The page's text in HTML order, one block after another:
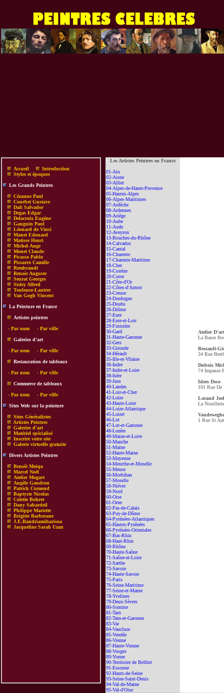
Accueil
Introduction
Styles et époques
Les Grands Peintres
Cézanne Paul
Courbet Gustave
Dali Salvador
Degas Edgar
Delacroix Eugène
Gauguin Paul
Léonard de Vinci
Manet Edouard
Matisse Henri
Michel-Ange
Monet Claude
Picasso Pablo
Pissarro Camille
Rembrandt
Renoir Auguste
Seurat Georges
Sisley Alfred
Toulouse-Lautrec
Van Gogh Vincent
La Peinture en France
Artistes peintres
- Par nom - Par ville
Galeries d'art
- Par nom - Par ville
Restauration de tableaux
- Par nom - Par ville
Commerce de tableaux
- Par nom - Par ville
Sites Web sur la peinture
Sites Généralistes
Artistes Peintres
Galeries d'art
Matériel spécialisé
Inscrire votre site
Galerie virtuelle gratuite
Divers Artistes Peintres
Benoît Moïqo
Marcel Noël
Atelier Mogart
Angèle Gaudron
Patrick Cumond
Baptyste Nicolas
Colette Bohrer
Dany Sabardeil
Philippe Mariette
Brigitte Barberane
J.E.Randriamiharisoa
Jacqueline Sarah Uzan
Les Artistes Peintres en France
01-Ain
02-Aisne
03-Allier
04-Alpes-de-Haute-Provence
05-Hautes-Alpes
06-Alpes-Maritimes
07-Ardèche
08-Ardennes
09-Ariège
10-Aube
11-Aude
12-Aveyron
13-Bouches-du-Rhône
14-Calvados
15-Cantal
16-Charente
17-Charente-Maritime
18-Cher
19-Corrèze
20-Corse
21-Côte-d'Or
22-Côtes-d'Armor
23-Creuse
24-Dordogne
25-Doubs
26-Drôme
27-Eure
28-Eure-et-Loir
29-Finistère
30-Gard
31-Haute-Garonne
32-Gers
33-Gironde
34-Hérault
35-Ille-et-Vilaine
36-Indre
37-Indre-et-Loire
38-Isère
39-Jura
40-Landes
41-Loir-et-Cher
42-Loire
43-Haute-Loire
44-Loire-Atlantique
45-Loiret
46-Lot
47-Lot-et-Garonne
48-Lozère
49-Maine-et-Loire
50-Manche
51-Marne
52-Haute-Marne
53-Mayenne
54-Meurthe-et-Moselle
55-Meuse
56-Morbihan
57-Moselle
58-Nièvre
59-Nord
60-Oise
61-Orne
62-Pas-de-Calais
63-Puy-de-Dôme
64-Pyrénées-Atlantiques
65-Hautes-Pyrénées
66-Pyrénées-Orientales
67-Bas-Rhin
68-Haut-Rhin
69-Rhône
70-Haute-Saône
71-Saône-et-Loire
72-Sarthe
73-Savoie
74-Haute-Savoie
75-Paris
76-Seine-Maritime
77-Seine-et-Marne
78-Yvelines
79-Deux-Sèvres
80-Somme
81-Tarn
82-Tarn-et-Garonne
83-Var
84-Vaucluse
85-Vendée
86-Vienne
87-Haute-Vienne
88-Vosges
89-Yonne
90-Territoire de Belfort
91-Essonne
92-Hauts-de-Seine
93-Seine-Saint-Denis
94-Val-de-Marne
95-Val-d'Oise
Atelier
La Basse
Bessault-
34 Rue
Dubois
74 Impasse
Idees Deco
101 Rue
Lorand Joel
La
1 Rue St